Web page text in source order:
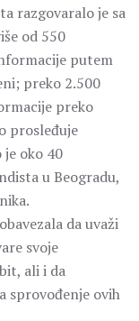
razgovaralo je sa
od 550
putem
preko 2.500
preko
prosleđuje
oko 40
u Beogradu,
da uvaži
svoje
ali i da
sprovođenje ovih